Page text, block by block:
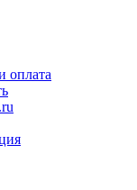
оплата